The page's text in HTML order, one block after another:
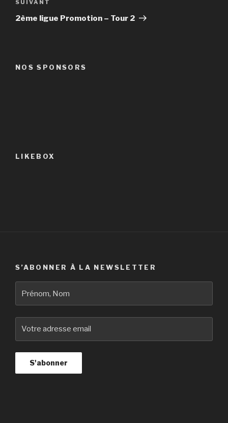
Article
suivant
SUIVANT
2ème ligue Promotion – Tour 2
NOS SPONSORS
LIKEBOX
S’ABONNER À LA NEWSLETTER